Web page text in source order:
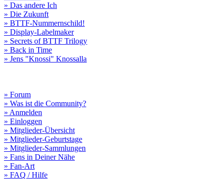
» Das andere Ich
» Die Zukunft
» BTTF-Nummernschild!
» Display-Labelmaker
» Secrets of BTTF Trilogy
» Back in Time
» Jens "Knossi" Knossalla
» Forum
» Was ist die Community?
» Anmelden
» Einloggen
» Mitglieder-Übersicht
» Mitglieder-Geburtstage
» Mitglieder-Sammlungen
» Fans in Deiner Nähe
» Fan-Art
» FAQ / Hilfe